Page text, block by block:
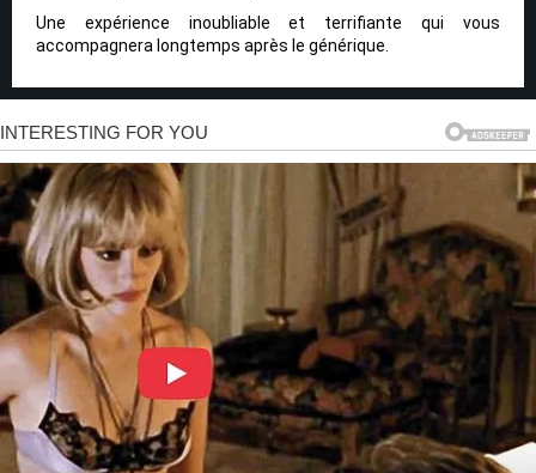
Une expérience inoubliable et terrifiante qui vous
accompagnera longtemps après le générique.